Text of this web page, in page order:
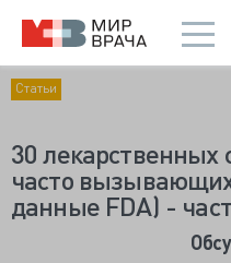
Статьи
30 лекарственных
часто
данные FDA) -